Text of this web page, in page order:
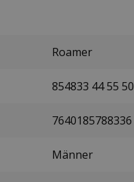
Roamer
854833 44 55 50
7640185788336
Männer